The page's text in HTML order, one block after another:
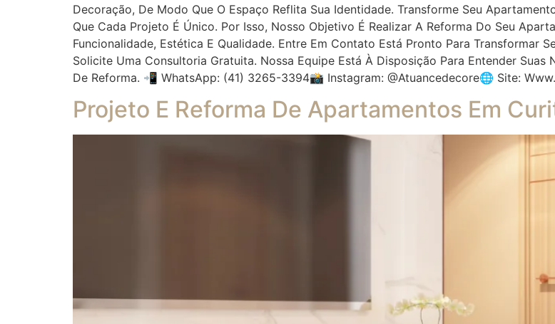
Decoração, De Modo Que O Espaço Reflita Sua Identidade. Transforme Seu
Que Cada Projeto É Único. Por Isso, Nosso Objetivo É Realizar A Reforma Do Seu
Funcionalidade, Estética E Qualidade. Entre Em Contato Está Pronto Para Transformar
Solicite Uma Consultoria Gratuita. Nossa Equipe Está À Disposição Para Entender
De Reforma. 📲 WhatsApp: (41) 3265-3394📸 Instagram: @atuancedecore🌐 Site:
Projeto E Reforma De Apartamentos Em